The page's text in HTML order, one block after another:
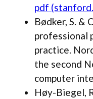
pdf
Bødker, S. &
professional
practice.
the second
computer
Høy-Biegel,